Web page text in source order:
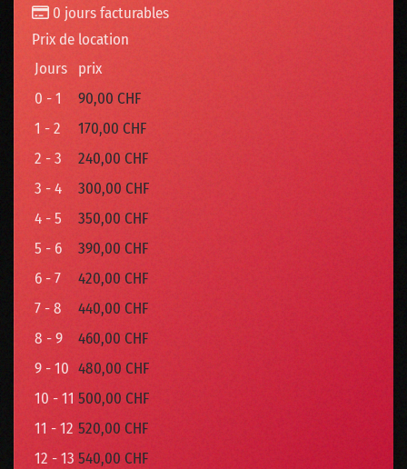
0 jours facturables
Prix de location
Jours
prix
0 - 1
90,00 CHF
1 - 2
170,00 CHF
2 - 3
240,00 CHF
3 - 4
300,00 CHF
4 - 5
350,00 CHF
5 - 6
390,00 CHF
6 - 7
420,00 CHF
7 - 8
440,00 CHF
8 - 9
460,00 CHF
9 - 10 480,00 CHF
10 - 11 500,00 CHF
11 - 12 520,00 CHF
12 - 13 540,00 CHF